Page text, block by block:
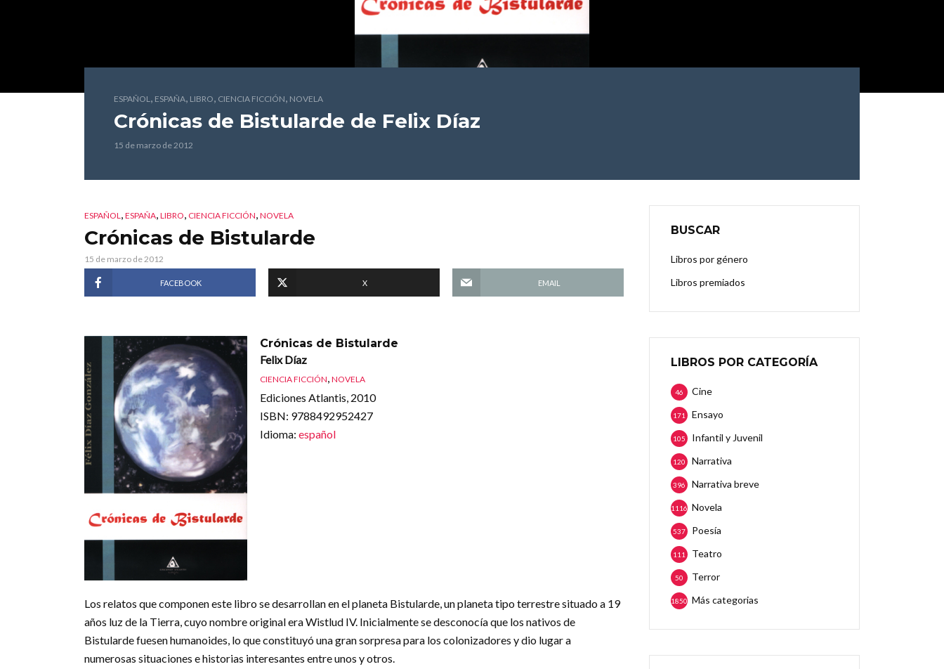
ESPAÑOL, ESPAÑA, LIBRO, CIENCIA FICCIÓN, NOVELA
Crónicas de Bistularde de Felix Díaz
15 de marzo de 2012
ESPAÑOL, ESPAÑA, LIBRO, CIENCIA FICCIÓN, NOVELA
Crónicas de Bistularde
15 de marzo de 2012
FACEBOOK X EMAIL
Crónicas de Bistularde
Felix Díaz
CIENCIA FICCIÓN, NOVELA
Ediciones Atlantis, 2010
ISBN: 9788492952427
Idioma: español
Los relatos que componen este libro se desarrollan en el planeta Bistularde, un planeta tipo terrestre situado a 19
años luz de la Tierra, cuyo nombre original era Wistlud IV. Inicialmente se desconocía que los nativos de
Bistularde fuesen humanoides, lo que constituyó una gran sorpresa para los colonizadores y dio lugar a
numerosas situaciones e historias interesantes entre unos y otros.
BUSCAR
Libros por género
Libros premiados
LIBROS POR CATEGORÍA
Cine
46
Ensayo
171
Infantil y Juvenil
105
Narrativa
120
Narrativa breve
396
Novela
1116
Poesía
537
Teatro
111
Terror
50
Más categorias
1850